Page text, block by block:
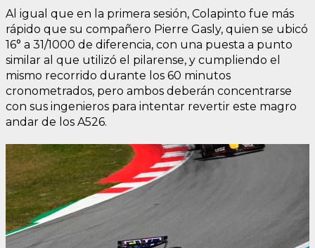
Al igual que en la primera sesión, Colapinto fue más
rápido que su compañero Pierre Gasly, quien se ubicó
16° a 31/1000 de diferencia, con una puesta a punto
similar al que utilizó el pilarense, y cumpliendo el
mismo recorrido durante los 60 minutos
cronometrados, pero ambos deberán concentrarse
con sus ingenieros para intentar revertir este magro
andar de los A526.